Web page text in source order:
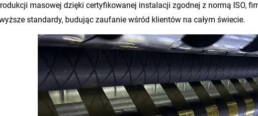
masowej dzięki certyfikowanej instalacji zgodnej z normą ISO,
standardy, budując zaufanie wśród klientów na całym świecie.